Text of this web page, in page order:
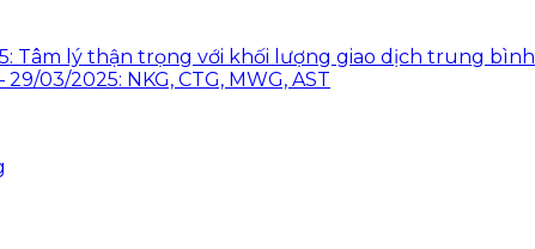
Tâm lý thận trọng với khối lượng giao dịch trung bình
03/2025: NKG, CTG, MWG, AST